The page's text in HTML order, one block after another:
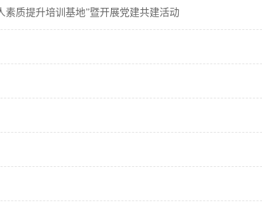
素质提升培训基地”暨开展党建共建活动